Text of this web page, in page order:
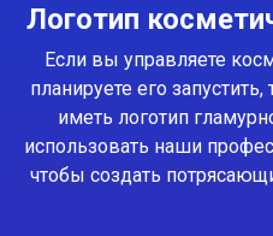
Логотип
Если вы управляете
планируете его
иметь логотип
использовать наши
чтобы создать